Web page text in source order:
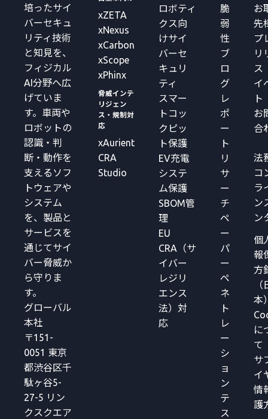
培ったサイ
バーセキュ
リティ技術
と知見を、
フィジカル
AI分野へ広
げていま
す。車両や
ロボットの
認識・判
断・動作を
支えるソフ
トウェアや
システム
を、製品と
サービスを
通じてサイ
バー脅威か
ら守りま
す。
グローバル
本社
〒151-
0051 東京
都渋谷区千
駄ヶ谷5-
27-5 リン
クスクエア
xZETA
xNexus
xCarbon
xScope
xPhinx
脅威インテ
リジェン
ス・規制対
応
xAurient
CRA
Studio
ロボティ
クス向
けサイ
バーセ
キュリ
ティ
スマー
トコッ
クピッ
ト保護
EV充電
システ
ム保護
SBOM管
理
EU
CRA（サ
イバー
レジリ
エンス
法）対
応
脆
弱
性
ブ
ロ
グ
レ
ポ
ー
ト
リ
サ
ー
チ
ペ
ー
パ
ー
ペ
ネ
ト
レ
ー
シ
ョ
ン
テ
ス
お
先
プ
リ
ス
イ
ト
お
合
法
コ
ラ
ン
ン
個
報
方
（
本
に
て
サ
イ
情
護